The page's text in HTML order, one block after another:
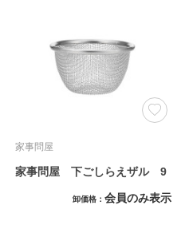
家事問屋
家事問屋 下ごしらえザル 9
卸価格 会員のみ表示